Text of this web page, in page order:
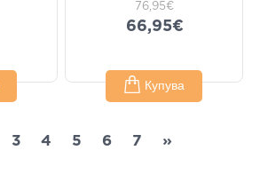
76,95€
66,95€
Купува
3 4 5 6 7 »